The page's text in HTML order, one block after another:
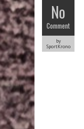
No
Comment
by
SportKrono